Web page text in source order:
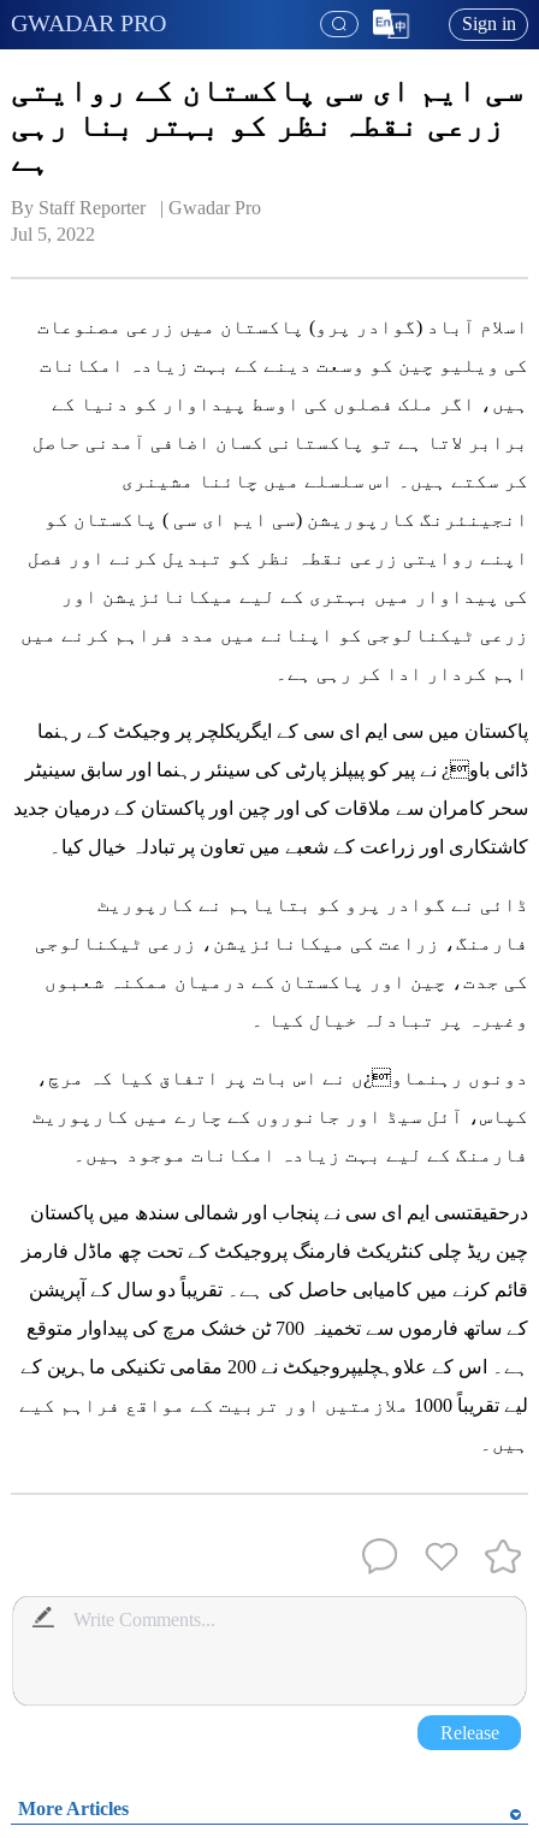
GWADAR PRO Sign in
سی ایم ای سی پاکستان کے روایتی
زرعی نقطہ نظر کو بہتر بنا رہی
ہے
By Staff Reporter   | Gwadar Pro
Jul 5, 2022
اسلام آباد (گوادر پرو) پاکستان میں زرعی مصنوعات
کی ویلیو چین کو وسعت دینے کے بہت زیادہ امکانات
ہیں، اگر ملک فصلوں کی اوسط پیداوار کو دنیا کے
برابر لاتا ہے تو پاکستانی کسان اضافی آمدنی حاصل
کر سکتے ہیں۔ اس سلسلے میں چائنا مشینری
انجینئرنگ کارپوریشن (سی ایم ای سی ) پاکستان کو
اپنے روایتی زرعی نقطہ نظر کو تبدیل کرنے اور فصل
کی پیداوار میں بہتری کے لیے میکانائزیشن اور
زرعی ٹیکنالوجی کو اپنانے میں مدد فراہم کرنے میں
اہم کردار ادا کر رہی ہے۔
پاکستان میں سی ایم ای سی کے ایگریکلچر پر وجیکٹ کے رہنما
ڈائی باو¿ نے پیر کو پیپلز پارٹی کی سینئر رہنما اور سابق سینیٹر
سحر کامران سے ملاقات کی اور چین اور پاکستان کے درمیان جدید
کاشتکاری اور زراعت کے شعبے میں تعاون پر تبادلہ خیال کیا۔
ڈائی نے گوادر پرو کو بتایاہم نے کارپوریٹ
فارمنگ، زراعت کی میکانائزیشن، زرعی ٹیکنالوجی
کی جدت، چین اور پاکستان کے درمیان ممکنہ شعبوں
وغیرہ پر تبادلہ خیال کیا ۔
دونوں رہنماو¿ں نے اس بات پر اتفاق کیا کہ مرچ،
کپاس، آئل سیڈ اور جانوروں کے چارے میں کارپوریٹ
فارمنگ کے لیے بہت زیادہ امکانات موجود ہیں۔
درحقیقتسی ایم ای سی نے پنجاب اور شمالی سندھ میں پاکستان
چین ریڈ چلی کنٹریکٹ فارمنگ پروجیکٹ کے تحت چھ ماڈل فارمز
قائم کرنے میں کامیابی حاصل کی ہے۔ تقریباً دو سال کے آپریشن
کے ساتھ فارموں سے تخمینہ 700 ٹن خشک مرچ کی پیداوار متوقع
ہے۔ اس کے علاوہچلیپروجیکٹ نے 200 مقامی تکنیکی ماہرین کے
لیے تقریباً 1000 ملازمتیں اور تربیت کے مواقع فراہم کیے
ہیں۔
Release
More Articles